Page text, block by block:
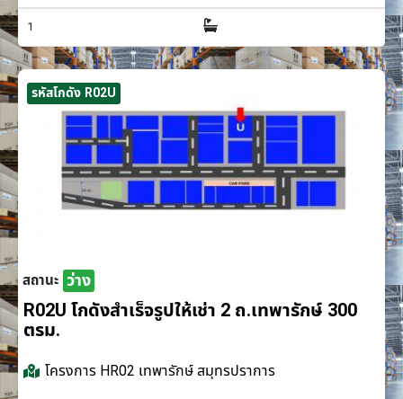
1
รหัสโกดัง R02U
สถานะ ว่าง
R02U โกดังสำเร็จรูปให้เช่า 2 ถ.เทพารักษ์ 300
ตรม.
โครงการ HR02 เทพารักษ์ สมุทรปราการ